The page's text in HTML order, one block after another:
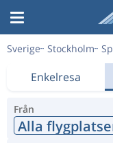
Sverige Stockholm
Enkelresa
Från
Alla